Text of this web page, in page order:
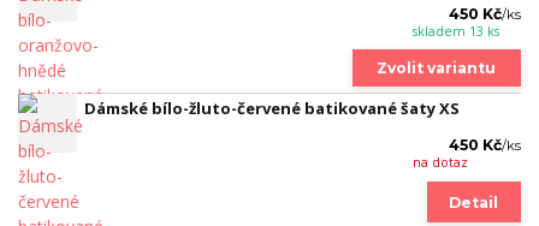
450 Kč/ks
skladem 13 ks
Zvolit variantu
Dámské bílo-žluto-červené batikované šaty XS
450 Kč/ks
na dotaz
Detail